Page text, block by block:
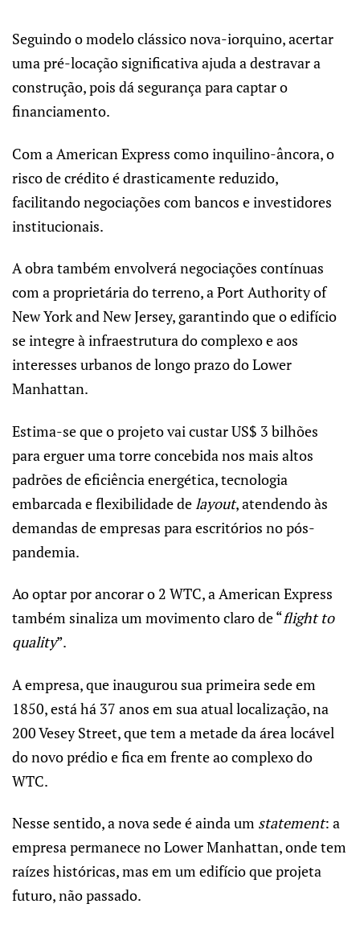
Seguindo o modelo clássico nova-iorquino, acertar
uma pré-locação significativa ajuda a destravar a
construção, pois dá segurança para captar o
financiamento.
Com a American Express como inquilino-âncora, o
risco de crédito é drasticamente reduzido,
facilitando negociações com bancos e investidores
institucionais.
A obra também envolverá negociações contínuas
com a proprietária do terreno, a Port Authority of
New York and New Jersey, garantindo que o edifício
se integre à infraestrutura do complexo e aos
interesses urbanos de longo prazo do Lower
Manhattan.
Estima-se que o projeto vai custar US$ 3 bilhões
para erguer uma torre concebida nos mais altos
padrões de eficiência energética, tecnologia
embarcada e flexibilidade de layout, atendendo às
demandas de empresas para escritórios no pós-
pandemia.
Ao optar por ancorar o 2 WTC, a American Express
também sinaliza um movimento claro de “flight to
quality”.
A empresa, que inaugurou sua primeira sede em
1850, está há 37 anos em sua atual localização, na
200 Vesey Street, que tem a metade da área locável
do novo prédio e fica em frente ao complexo do
WTC.
Nesse sentido, a nova sede é ainda um statement: a
empresa permanece no Lower Manhattan, onde tem
raízes históricas, mas em um edifício que projeta
futuro, não passado.